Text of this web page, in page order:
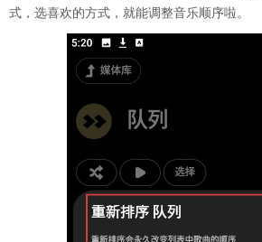
式，选喜欢的方式，就能调整音乐顺序啦。